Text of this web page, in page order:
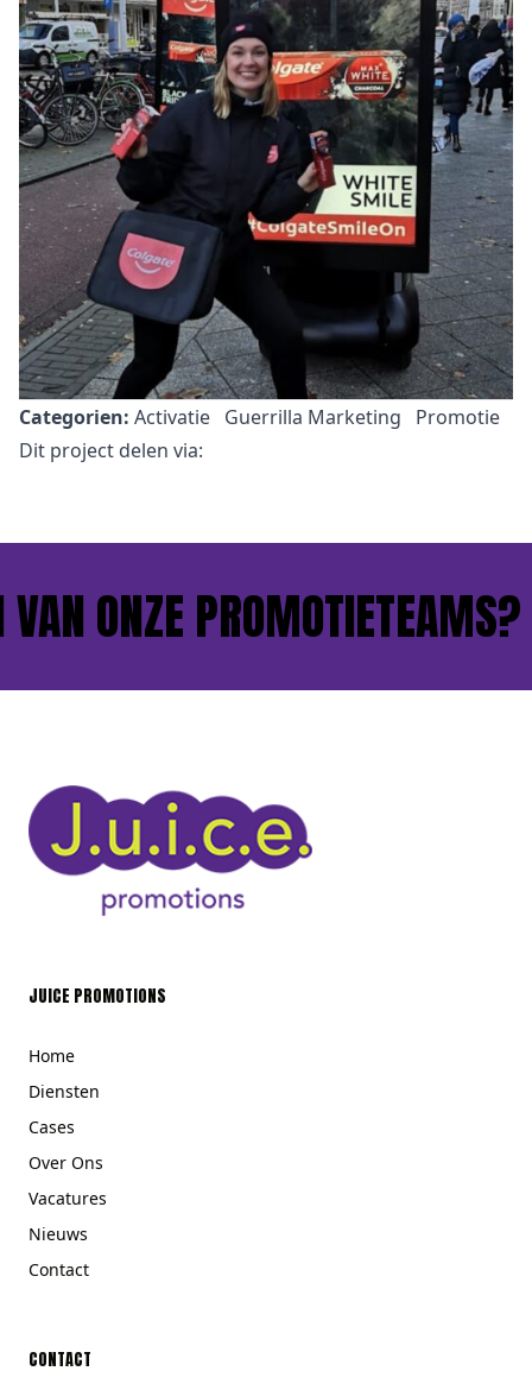
Categorien: Activatie Guerrilla Marketing
Promotie
Dit project delen via:
ONZE PROMOTIETEAMS?
JUICE PROMOTIONS
Home
Diensten
Cases
Over Ons
Vacatures
Nieuws
Contact
CONTACT